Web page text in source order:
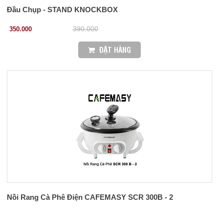
Đầu Chụp - STAND KNOCKBOX
350.000 390.000
ĐẶT HÀNG
Nồi Rang Cà Phê Điện CAFEMASY SCR 300B - 2